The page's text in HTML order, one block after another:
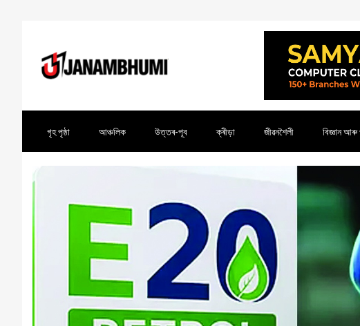
গৃহ পৃষ্ঠা আঞ্চলিক উত্তৰ-পূব ক্ৰীড়া জীৱনশৈলী বিজ্ঞান